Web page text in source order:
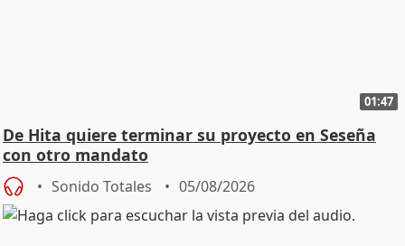
01:47
De Hita quiere terminar su proyecto en Seseña
con otro mandato
Sonido Totales 05/08/2026